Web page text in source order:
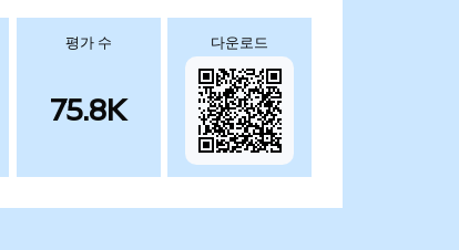
평가 수
75.8K
다운로드